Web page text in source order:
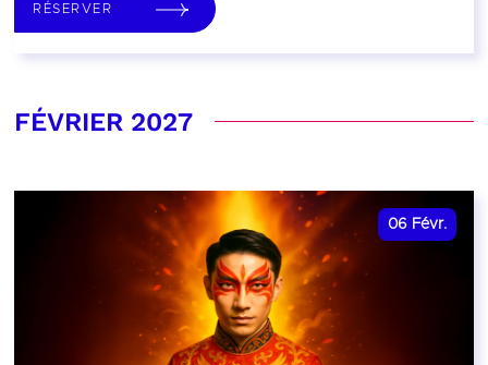
RÉSERVER
FÉVRIER 2027
06 Févr.